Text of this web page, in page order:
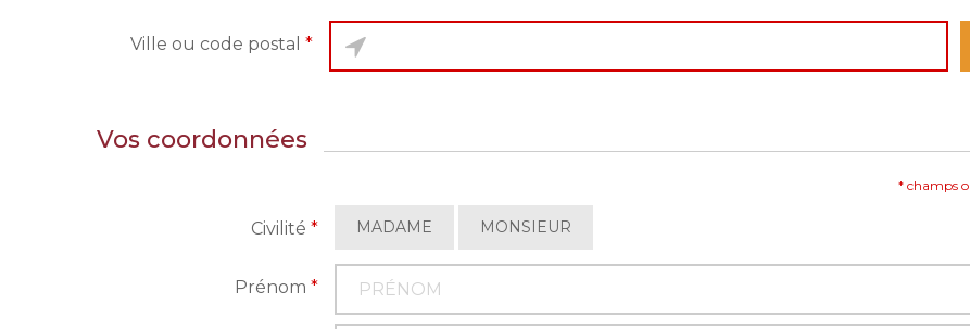
Ville ou code postal*
Vos coordonnées
* champs
Civilité* MADAME MONSIEUR
Prénom*